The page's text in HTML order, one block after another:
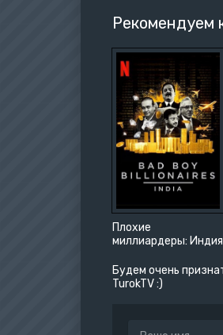
Рекомендуем
Плохие
миллиардеры: Индия
Будем очень
TurokTV :)